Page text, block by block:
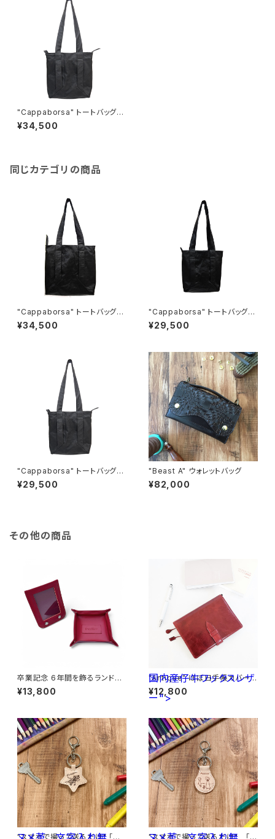
"Cappaborsa" トートバッグ
＜GREY＞ M size
¥34,500
同じカテゴリの商品
"Cappaborsa" トートバッグ
＜BLACK＞ M size
¥34,500
"Cappaborsa" トートバッグ
＜BLACK＞ S size
¥29,500
"Cappaborsa" トートバッグ
＜GREY＞ S size
¥29,500
"Beast A" ウォレットバッグ
¥82,000
その他の商品
卒業記念 6年間を飾るランドセ
ルフレーム （ランドセルリメイ
ク） トレイセット
¥13,800
国内産仔牛ワックスレザ
ー">
"Antique" ほぼ日手帳カバーA
6サイズ <D.Red> 国内産仔
牛ワックスレザー
¥12,800
"スマホで撮って送るだけ" 「子
"スマホで撮って送るだけ" 「子